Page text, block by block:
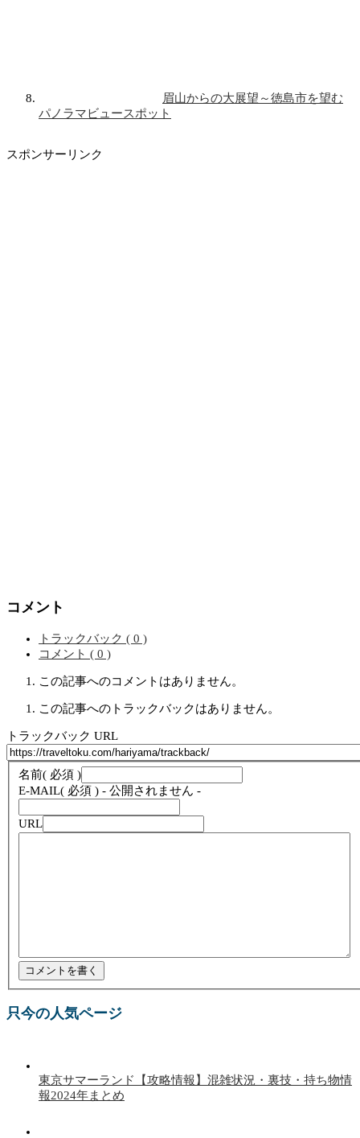
眉山からの大展望～徳島市を望む
パノラマビュースポット
スポンサーリンク
コメント
トラックバック ( 0 )
コメント ( 0 )
この記事へのコメントはありません。
この記事へのトラックバックはありません。
トラックバック URL
名前( 必須 )
E-MAIL( 必須 ) - 公開されません -
URL
只今の人気ページ
東京サマーランド【攻略情報】混雑状況・裏技・持ち物情
報2024年まとめ